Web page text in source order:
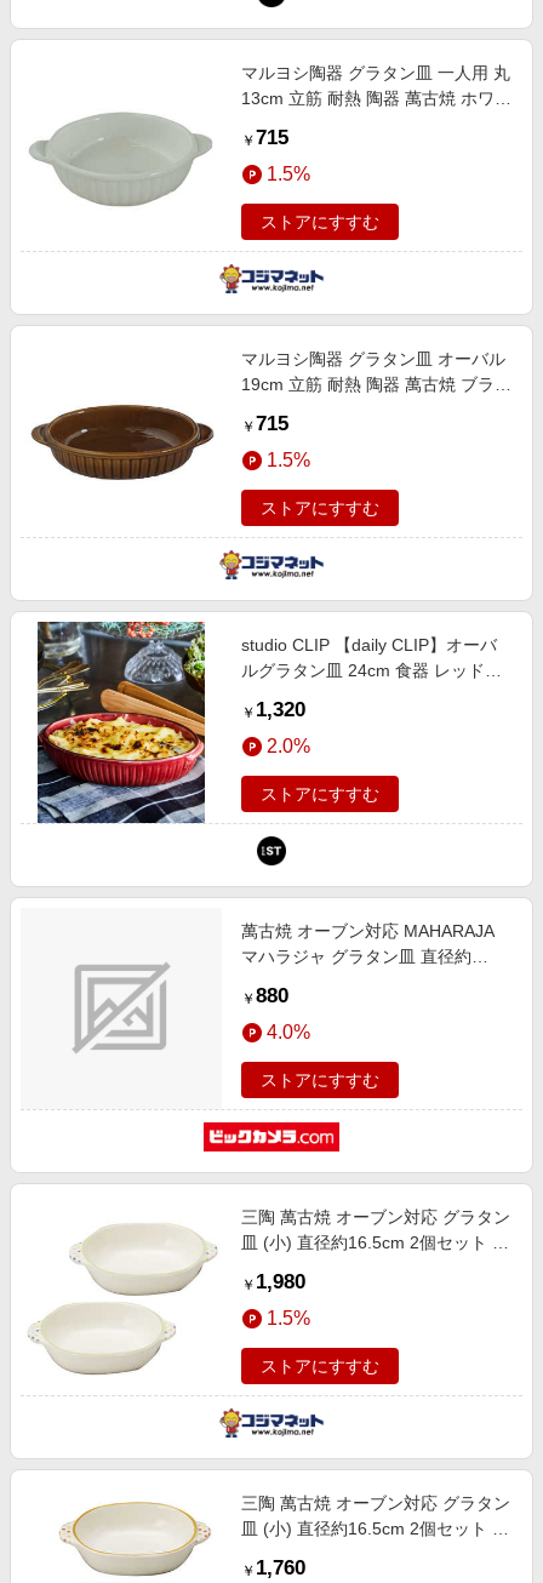
マルヨシ陶器 グラタン皿 一人用 丸
13cm 立筋 耐熱 陶器 萬古焼 ホワイ
￥ 715
1.5%
ストアにすすむ
マルヨシ陶器 グラタン皿 オーバル
19cm 立筋 耐熱 陶器 萬古焼 ブラウ
￥ 715
1.5%
ストアにすすむ
studio CLIP 【daily CLIP】オーバ
ルグラタン皿 24cm 食器 レッド
and ST アンドエスティ（旧ドット
エスティ）
￥ 1,320
2.0%
ストアにすすむ
萬古焼 オーブン対応 MAHARAJA
マハラジャ グラタン皿 直径約
￥ 880
4.0%
ストアにすすむ
三陶 萬古焼 オーブン対応 グラタン
皿 (小) 直径約16.5cm 2個セット 水
￥ 1,980
1.5%
ストアにすすむ
三陶 萬古焼 オーブン対応 グラタン
皿 (小) 直径約16.5cm 2個セット 水
￥ 1,760